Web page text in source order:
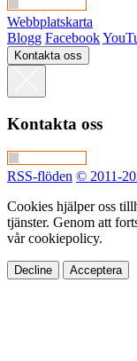
Webbplatskarta
Blogg Facebook
Kontakta oss
Kontakta oss
RSS-flöden © 2011-
Cookies hjälper oss
tjänster. Genom att
vår cookiepolicy.
Decline Acceptera